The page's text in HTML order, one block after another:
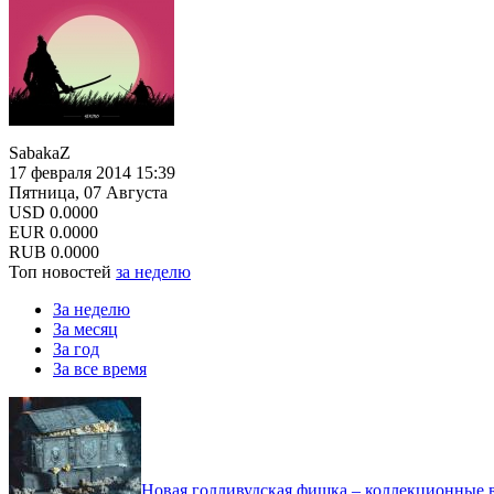
SabakaZ
17 февраля 2014 15:39
Пятница, 07 Августа
USD 0.0000
EUR 0.0000
RUB 0.0000
Топ новостей за неделю
За неделю
За месяц
За год
За все время
Новая голливудская фишка – коллекционные